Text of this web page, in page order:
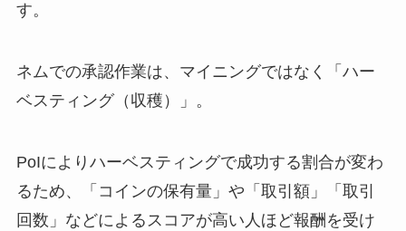
す。
ネムでの承認作業は、マイニングではなく「ハー
ベスティング（収穫）」。
PoIによりハーベスティングで成功する割合が変わ
るため、「コインの保有量」や「取引額」「取引
回数」などによるスコアが高い人ほど報酬を受け